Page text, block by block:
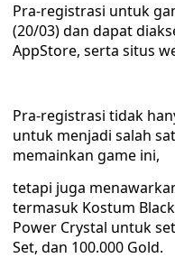
Pra-registrasi untuk
(20/03) dan dapat
AppStore, serta situs
Pra-registrasi tidak
untuk menjadi salah
memainkan game ini,
tetapi juga
termasuk Kostum
Power Crystal untuk
Set, dan 100.000 Gold.